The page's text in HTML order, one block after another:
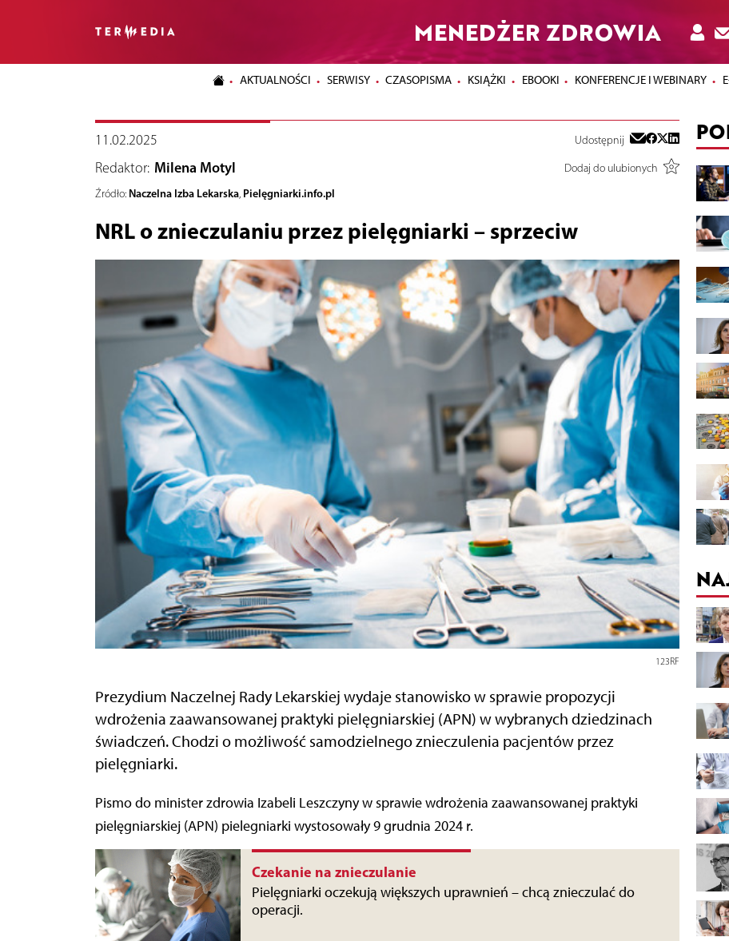
MENEDŻER ZDROWIA
AKTUALNOŚCI SERWISY CZASOPISMA KSIĄŻKI EBOOKI KONFERENCJE I WEBINARY
11.02.2025 Udostępnij
Redaktor: Milena Motyl
Dodaj do ulubionych
Źródło: Naczelna Izba Lekarska, Pielęgniarki.info.pl
NRL o znieczulaniu przez pielęgniarki – sprzeciw
123RF
Prezydium Naczelnej Rady Lekarskiej wydaje stanowisko w sprawie propozycji
wdrożenia zaawansowanej praktyki pielęgniarskiej (APN) w wybranych dziedzinach
świadczeń. Chodzi o możliwość samodzielnego znieczulenia pacjentów przez
pielęgniarki.
Pismo do minister zdrowia Izabeli Leszczyny w sprawie wdrożenia zaawansowanej praktyki
pielęgniarskiej (APN) pielegniarki wystosowały 9 grudnia 2024 r.
Czekanie na znieczulanie
Pielęgniarki oczekują większych uprawnień – chcą znieczulać do
operacji.